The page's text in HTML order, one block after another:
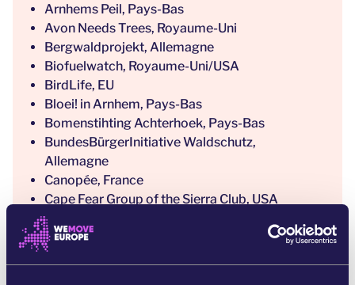
Arnhems Peil, Pays-Bas
Avon Needs Trees, Royaume-Uni
Bergwaldprojekt, Allemagne
Biofuelwatch, Royaume-Uni/USA
BirdLife, EU
Bloei! in Arnhem, Pays-Bas
Bomenstihting Achterhoek, Pays-Bas
BundesBürgerInitiative Waldschutz,
Allemagne
Canopée, France
Cape Fear Group of the Sierra Club, USA
Carpatica, Pologne
Carolina Wetlands Association, USA
CEEWeb for Biodiversity, Hongrie